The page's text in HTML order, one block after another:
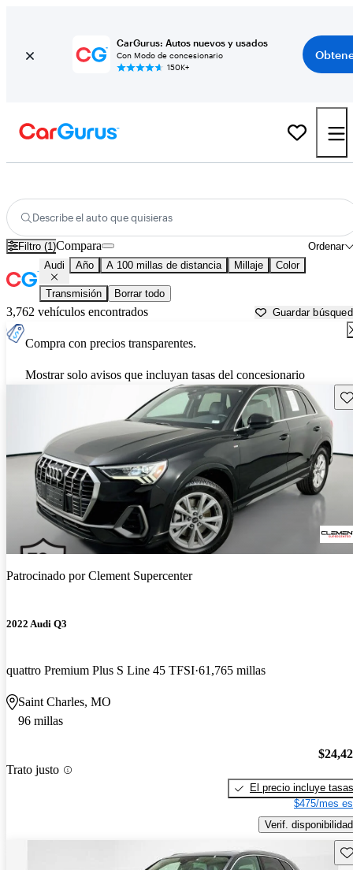
CarGurus: Autos nuevos y usados
Con Modo de concesionario
150K+
Describe el auto que quisieras
Filtro (1) Ordenar
Compara
Audi Año A 100 millas de distancia Millaje Color
Transmisión Borrar todo
3,762 vehículos encontrados Guardar
Compra con precios transparentes.
Mostrar solo avisos que incluyan tasas del concesionario
Patrocinado porClement Supercenter
2022 Audi Q3
quattro Premium Plus S Line 45 TFSI 61,765 millas
Saint Charles, MO
96 millas
Trato justo
El precio incluye tasas
$475/mes
Verif. disponibilidad